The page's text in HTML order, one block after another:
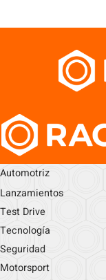
Automotriz
Lanzamientos
Test Drive
Tecnología
Seguridad
Motorsport